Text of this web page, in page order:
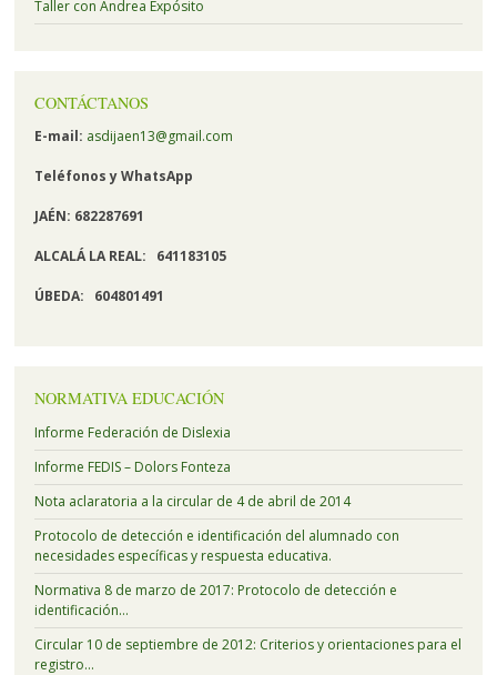
Taller con Andrea Expósito
CONTÁCTANOS
E-mail: asdijaen13@gmail.com
Teléfonos yWhatsApp
JAÉN: 682287691
ALCALÁ LA REAL: 641183105
ÚBEDA: 604801491
NORMATIVA EDUCACIÓN
Informe Federación de Dislexia
Informe FEDIS – Dolors Fonteza
Nota aclaratoria a la circular de 4 de abril de 2014
Protocolo de detección e identificación del alumnado con
necesidades específicas y respuesta educativa.
Normativa 8 de marzo de 2017: Protocolo de detección e
identificación…
Circular 10 de septiembre de 2012: Criterios y orientaciones para el
registro…